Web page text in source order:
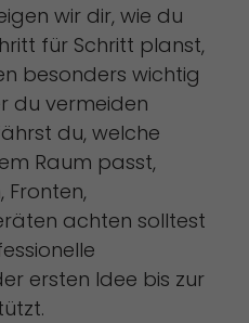
wir dir, wie du
für Schritt planst,
besonders wichtig
du vermeiden
du, welche
Raum passt,
achten solltest
ersten Idee bis zur